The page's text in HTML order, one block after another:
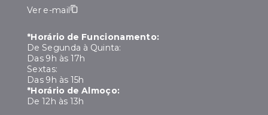
Ver e-mail
*Horário de Funcionamento:
De Segunda à Quinta:
Das 9h às 17h
Sextas:
Das 9h às 15h
*Horário de Almoço:
De 12h às 13h